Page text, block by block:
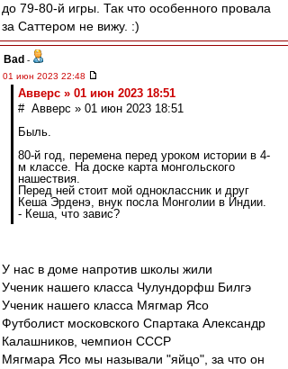
до 79-80-й игры. Так что особенного провала
за Саттером не вижу. :)
Bad -
01 июн 2023 22:48
Авверс » 01 июн 2023 18:51
# Авверс » 01 июн 2023 18:51
Быль.
80-й год, перемена перед уроком истории в 4-
м классе. На доске карта монгольского
нашествия.
Перед ней стоит мой одноклассник и друг
Кеша Эрденэ, внук посла Монголии в Индии.
- Кеша, что завис?
У нас в доме напротив школы жили
Ученик нашего класса Чулундорфш Билгэ
Ученик нашего класса Мягмар Ясо
Футболист московского Спартака Александр
Калашников, чемпион СССР
Мягмара Ясо мы называли "яйцо", за что он